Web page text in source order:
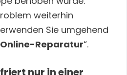
weiterhin
Sie umgehend
Online-Reparatur“.